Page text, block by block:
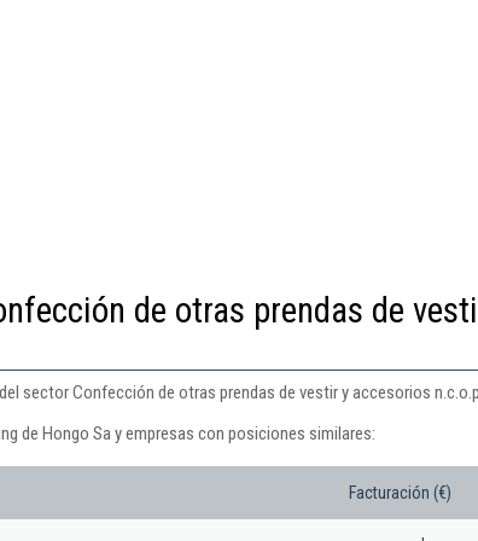
de otras prendas de
sector Confección de otras prendas de vestir y accesorios n.c.o.p..
de Hongo Sa y empresas con posiciones similares:
Facturación (€)